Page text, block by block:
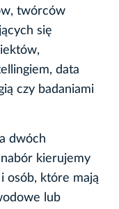
twórców
się
data
czy badaniami
dwóch
kierujemy
osób, które mają
lub